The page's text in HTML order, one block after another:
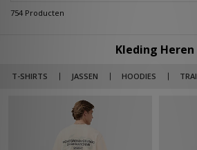
754 Producten
Kleding Heren
T-SHIRTS JASSEN HOODIES
Ontdek de nieuwste selectie herenkleding
adidas Originals, Nike, Carhartt WIP,
naar op zoek bent. De beste en meest
items waardoor jij een one of a kind look kunt
met een paar sneakers en check ook
mutsen, rugzakken en andere